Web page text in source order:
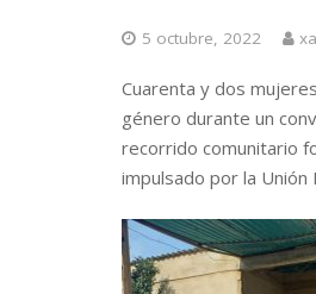
5 octubre, 2022
Cuarenta y dos
género durante un
recorrido comunitario
impulsado por la Unión